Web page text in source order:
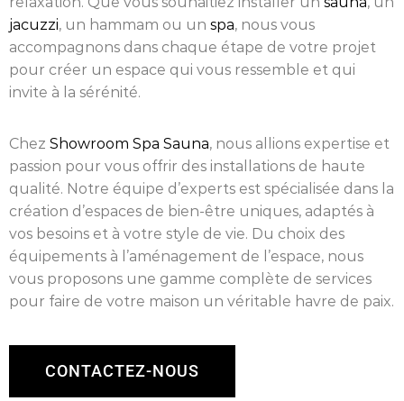
jacuzzi, un hammam ou un spa, nous vous
accompagnons dans chaque étape de votre projet
pour créer un espace qui vous ressemble et qui
invite à la sérénité.
Chez Showroom Spa Sauna, nous allions expertise et
passion pour vous offrir des installations de haute
qualité. Notre équipe d’experts est spécialisée dans la
création d’espaces de bien-être uniques, adaptés à
vos besoins et à votre style de vie. Du choix des
équipements à l’aménagement de l’espace, nous
vous proposons une gamme complète de services
pour faire de votre maison un véritable havre de paix.
CONTACTEZ-NOUS